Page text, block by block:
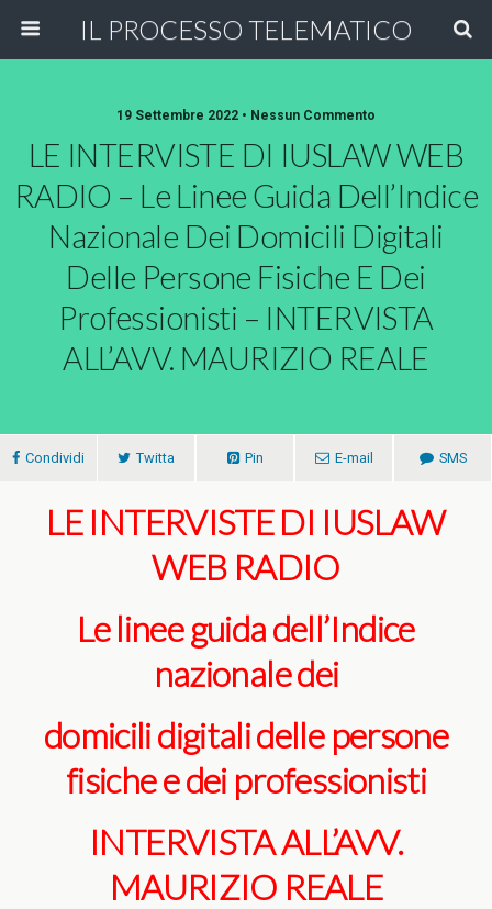
IL PROCESSO TELEMATICO
19 Settembre 2022 • Nessun Commento
LE INTERVISTE DI IUSLAW WEB
RADIO – Le Linee Guida Dell’Indice
Nazionale Dei Domicili Digitali
Delle Persone Fisiche E Dei
Professionisti – INTERVISTA
ALL’AVV. MAURIZIO REALE
Condividi Twitta Pin E-mail SMS
LE INTERVISTE DI IUSLAW
WEB RADIO
Le linee guida dell’Indice
nazionale dei
domicili digitali delle persone
fisiche e dei professionisti
INTERVISTA ALL’AVV.
MAURIZIO REALE